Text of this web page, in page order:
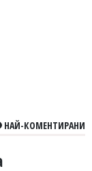
НАЙ-КОМЕНТИРАНИ